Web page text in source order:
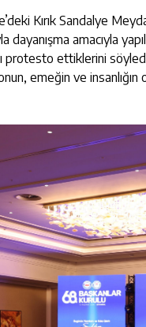
Kırık Sandalye
dayanışma amacıyla
protesto ettiklerini
emeğin ve